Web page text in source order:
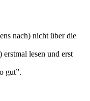
nach) nicht über die
lesen und erst
gut”.